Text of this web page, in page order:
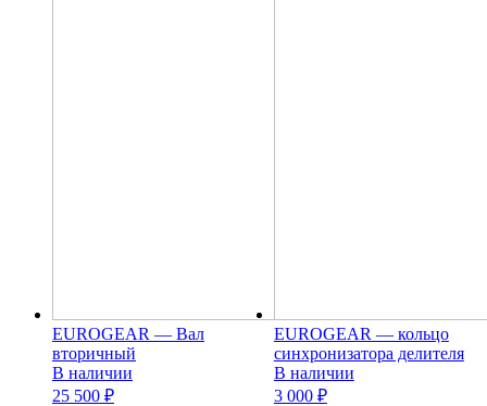
EUROGEAR — Вал
вторичный
В наличии
25 500 ₽
EUROGEAR — кольцо
синхронизатора делителя
В наличии
3 000 ₽